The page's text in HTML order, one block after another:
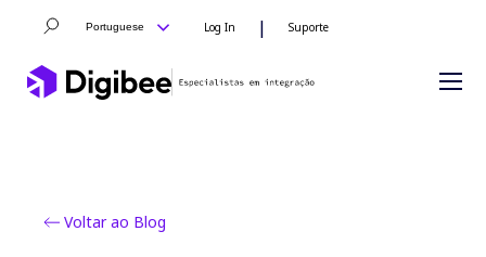
Portuguese Log In | Suporte
Voltar ao Blog